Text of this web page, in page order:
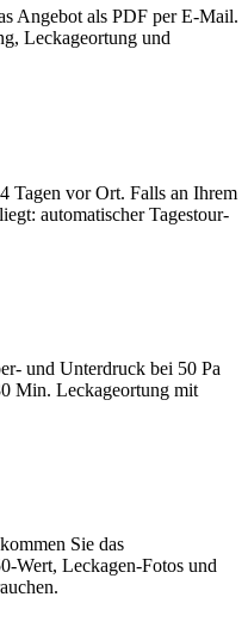
Angebot als PDF per E-Mail.
Leckageortung und
Tagen vor Ort. Falls an Ihrem
automatischer Tagestour-
und Unterdruck bei 50 Pa
Min. Leckageortung mit
Sie das
Wert, Leckagen-Fotos und